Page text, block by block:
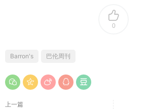
0
Barron's 巴伦周刊
上一篇